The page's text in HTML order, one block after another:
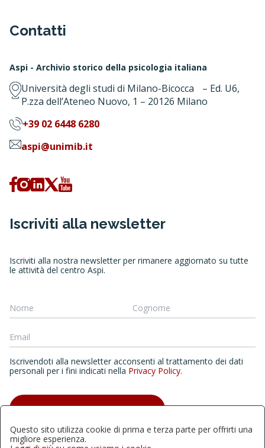
Contatti
Aspi - Archivio storico della psicologia italiana
Università degli studi di Milano-Bicocca – Ed. U6,
P.zza dell’Ateneo Nuovo, 1 – 20126 Milano
+39 02 6448 6280
aspi@unimib.it
Iscriviti alla newsletter
Iscriviti alla nostra newsletter per rimanere aggiornato su tutte
le attività del centro Aspi.
Iscrivendoti alla newsletter acconsenti al trattamento dei dati
personali per i fini indicati nella Privacy Policy.
ISCRIVITI ALLA NEWSLETTER
Questo sito utilizza cookie di prima e terza parte per offrirti una
migliore esperienza.